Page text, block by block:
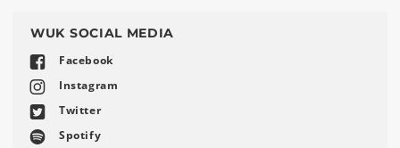
WUK SOCIAL MEDIA
Facebook
Instagram
Twitter
Spotify